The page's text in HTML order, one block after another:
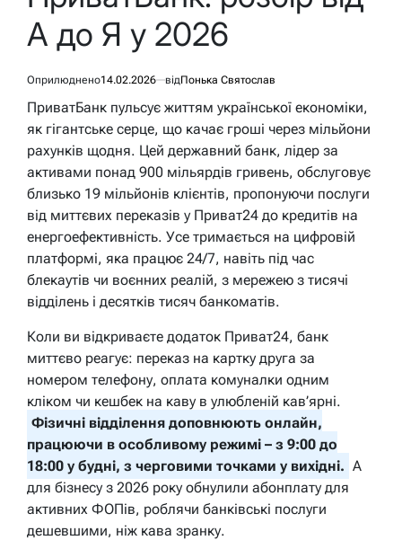
А до Я у 2026
Оприлюднено14.02.2026 відПонька Святослав
ПриватБанк пульсує життям української економіки,
як гігантське серце, що качає гроші через мільйони
рахунків щодня. Цей державний банк, лідер за
активами понад 900 мільярдів гривень, обслуговує
близько 19 мільйонів клієнтів, пропонуючи послуги
від миттєвих переказів у Приват24 до кредитів на
енергоефективність. Усе тримається на цифровій
платформі, яка працює 24/7, навіть під час
блекаутів чи воєнних реалій, з мережею з тисячі
відділень і десятків тисяч банкоматів.
Коли ви відкриваєте додаток Приват24, банк
миттєво реагує: переказ на картку друга за
номером телефону, оплата комуналки одним
кліком чи кешбек на каву в улюбленій кав’ярні.
Фізичні відділення доповнюють онлайн,
працюючи в особливому режимі – з 9:00 до
18:00 у будні, з черговими точками у вихідні. А
для бізнесу з 2026 року обнулили абонплату для
активних ФОПів, роблячи банківські послуги
дешевшими, ніж кава зранку.